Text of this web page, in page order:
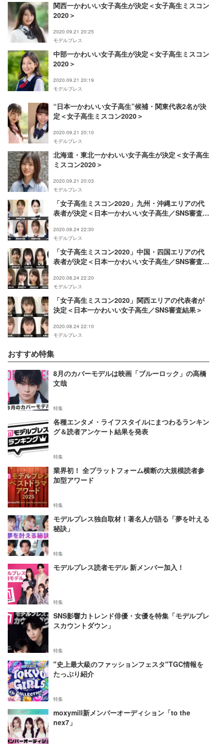
関西一かわいい女子高生が決定＜女子高生ミスコン
2020＞
2020.09.21 20:25
モデルプレス
中部一かわいい女子高生が決定＜女子高生ミスコン
2020＞
2020.09.21 20:19
モデルプレス
“日本一かわいい女子高生”候補・関東代表2名が決
定＜女子高生ミスコン2020＞
2020.09.21 20:10
モデルプレス
北海道・東北一かわいい女子高生が決定＜女子高生
ミスコン2020＞
2020.09.21 20:03
モデルプレス
「女子高生ミスコン2020」九州・沖縄エリアの代
表者が決定＜日本一かわいい女子高生／SNS審査結
2020.08.24 22:30
モデルプレス
「女子高生ミスコン2020」中国・四国エリアの代
表者が決定＜日本一かわいい女子高生／SNS審査結
2020.08.24 22:20
モデルプレス
「女子高生ミスコン2020」関西エリアの代表者が
決定＜日本一かわいい女子高生／SNS審査結果＞
2020.08.24 22:10
モデルプレス
おすすめ特集
8月のカバーモデルは映画「ブルーロック」の高橋
文哉
特集
各種エンタメ・ライフスタイルにまつわるランキン
グ＆読者アンケート結果を発表
特集
業界初！ 全プラットフォーム横断の大規模読者参
加型アワード
特集
モデルプレス独自取材！著名人が語る「夢を叶える
秘訣」
特集
モデルプレス読者モデル 新メンバー加入！
特集
SNS影響力トレンド俳優・女優を特集「モデルプレ
スカウントダウン」
特集
"史上最大級のファッションフェスタ"TGC情報を
たっぷり紹介
特集
moxymill新メンバーオーディション「to the
nex7」